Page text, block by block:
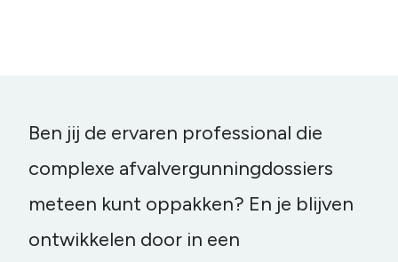
Ben jij de ervaren professional die
complexe afvalvergunningdossiers
meteen kunt oppakken? En je blijven
ontwikkelen door in een